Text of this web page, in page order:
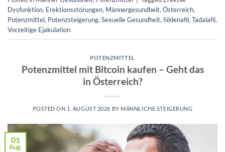
Dysfunktion, Erektionsstörungen, Männergesundheit,Österreich,
Potenzmittel, Potenzsteigerung,Sexuelle Gesundheit,Sildenafil,Tadalafil,
Vorzeitige Ejakulation
POTENZMITTEL
Potenzmittel mit Bitcoin kaufen – Geht das
in Österreich?
POSTED ON 1. AUGUST 2026 BY MÄNNLICHE STEIGERUNG
01
Aug.